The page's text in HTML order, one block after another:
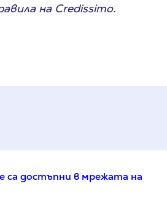
на Credissimo.
са достъпни в мрежата на